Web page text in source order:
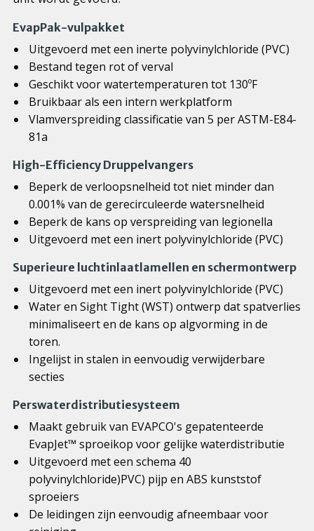
EvapPak-vulpakket
Uitgevoerd met een inerte polyvinylchloride (PVC)
Bestand tegen rot of verval
Geschikt voor watertemperaturen tot 130ºF
Bruikbaar als een intern werkplatform
Vlamverspreiding classificatie van 5 per ASTM-E84-
81a
High-Efficiency Druppelvangers
Beperk de verloopsnelheid tot niet minder dan
0.001% van de gerecirculeerde watersnelheid
Beperk de kans op verspreiding van legionella
Uitgevoerd met een inert polyvinylchloride (PVC)
Superieure luchtinlaatlamellen en schermontwerp
Uitgevoerd met een inert polyvinylchloride (PVC)
Water en Sight Tight (WST) ontwerp dat spatverlies
minimaliseert en de kans op algvorming in de
toren.
Ingelijst in stalen in eenvoudig verwijderbare
secties
Perswaterdistributiesysteem
Maakt gebruik van EVAPCO's gepatenteerde
EvapJet™ sproeikop voor gelijke waterdistributie
Uitgevoerd met een schema 40
polyvinylchloride)PVC) pijp en ABS kunststof
sproeiers
De leidingen zijn eenvoudig afneembaar voor